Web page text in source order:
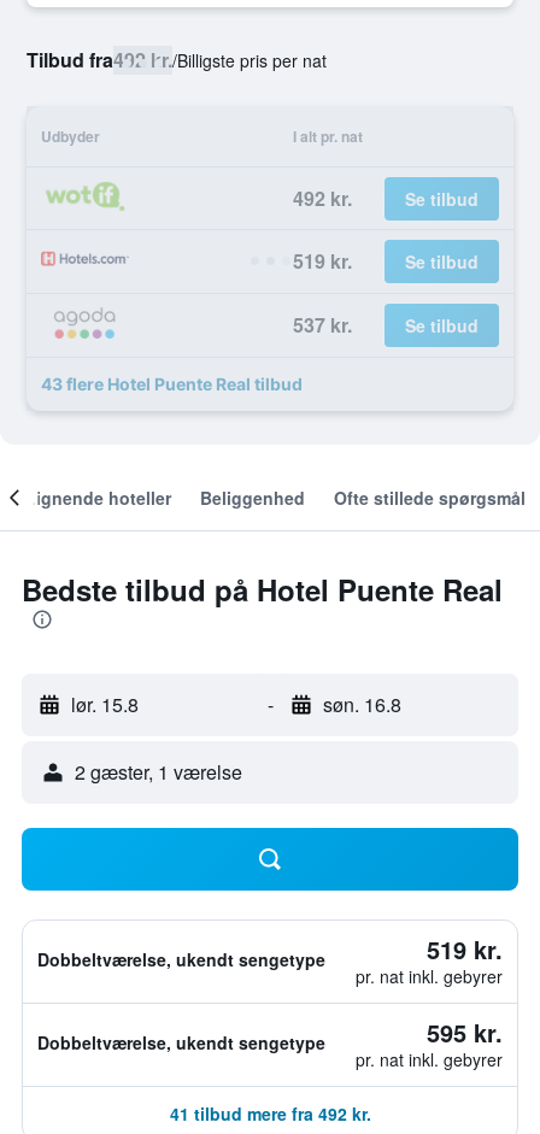
Tilbud fra492 kr./Billigste pris per nat
Udbyder I alt pr. nat
492 kr. Se tilbud
519 kr. Se tilbud
537 kr. Se tilbud
43 flere Hotel Puente Real tilbud
Lignende hoteller Beliggenhed Ofte stillede spørgsmål
Bedste tilbud på Hotel Puente Real
lør. 15.8 - søn. 16.8
2 gæster, 1 værelse
Dobbeltværelse, ukendt sengetype 519 kr.
pr. nat inkl. gebyrer
Dobbeltværelse, ukendt sengetype 595 kr.
pr. nat inkl. gebyrer
41 tilbud mere fra 492 kr.